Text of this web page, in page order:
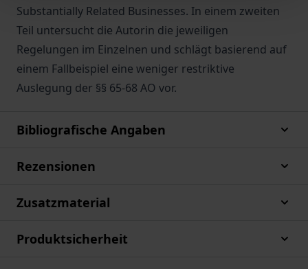
Substantially Related Businesses. In einem zweiten
Teil untersucht die Autorin die jeweiligen
Regelungen im Einzelnen und schlägt basierend auf
einem Fallbeispiel eine weniger restriktive
Auslegung der §§ 65-68 AO vor.
Bibliografische Angaben
Rezensionen
Zusatzmaterial
Produktsicherheit